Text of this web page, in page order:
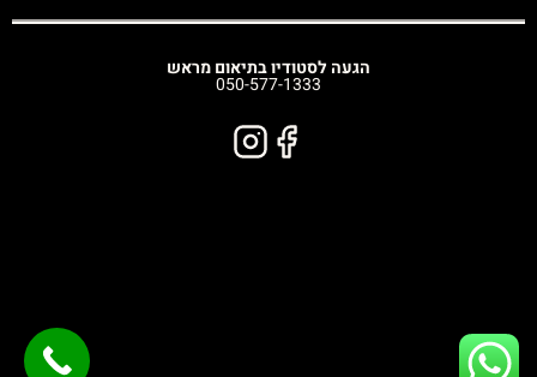
הגעה לסטודיו בתיאום מראש
050-577-1333